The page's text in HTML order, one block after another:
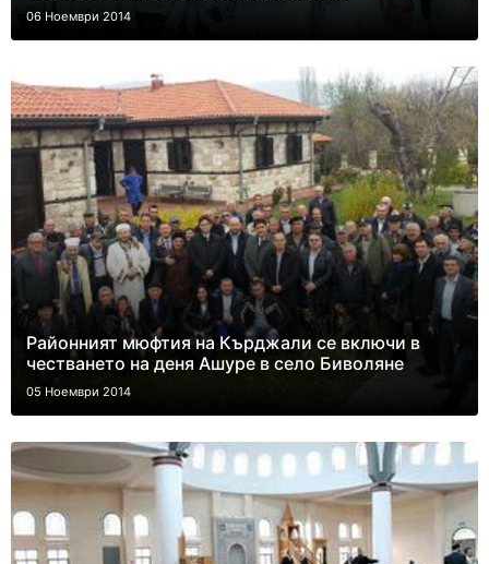
06 Ноември 2014
Районният мюфтия на Кърджали се включи в
честването на деня Ашуре в село Биволяне
05 Ноември 2014